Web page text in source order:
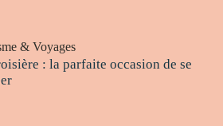
& Voyages
: la parfaite occasion de se